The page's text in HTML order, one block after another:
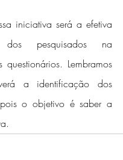
iniciativa será a efetiva
dos pesquisados na
Lembramos
a identificação dos
o objetivo é saber a